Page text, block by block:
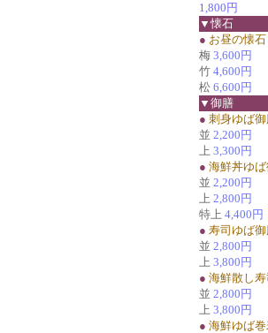
1,800円
▼懐石
● お昼の懐石
梅 3,600円
竹 4,600円
松 6,600円
▼御膳
● 刺身ゆば
並 2,200円
上 3,300円
● 海鮮丼ゆ
並 2,200円
上 2,800円
特上 4,400円
● 寿司ゆば
並 2,800円
上 3,800円
● 海鮮散し
並 2,800円
上 3,800円
● 海鮮ゆば